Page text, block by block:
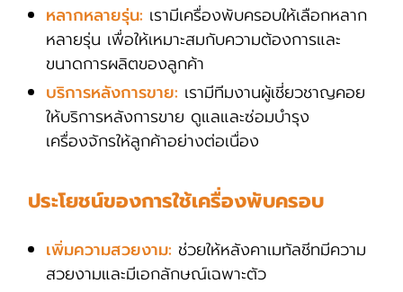
หลากหลายรุ่น: เรามีเครื่องพับครอบให้เลือกหลาก
หลายรุ่น เพื่อให้เหมาะสมกับความต้องการและ
ขนาดการผลิตของลูกค้า
บริการหลังการขาย: เรามีทีมงานผู้เชี่ยวชาญคอย
ให้บริการหลังการขาย ดูแลและซ่อมบำรุง
เครื่องจักรให้ลูกค้าอย่างต่อเนื่อง
ประโยชน์ของการใช้เครื่องพับครอบ
เพิ่มความสวยงาม: ช่วยให้หลังคาเมทัลชีทมีความ
สวยงามและมีเอกลักษณ์เฉพาะตัว